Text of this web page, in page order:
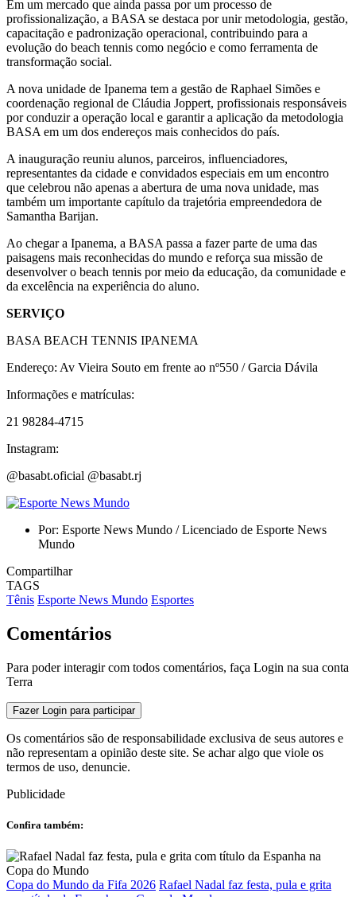
Em um mercado que ainda passa por um processo de
profissionalização, a BASA se destaca por unir metodologia, gestão,
capacitação e padronização operacional, contribuindo para a
evolução do beach tennis como negócio e como ferramenta de
transformação social.
A nova unidade de Ipanema tem a gestão de Raphael Simões e
coordenação regional de Cláudia Joppert, profissionais responsáveis
por conduzir a operação local e garantir a aplicação da metodologia
BASA em um dos endereços mais conhecidos do país.
A inauguração reuniu alunos, parceiros, influenciadores,
representantes da cidade e convidados especiais em um encontro
que celebrou não apenas a abertura de uma nova unidade, mas
também um importante capítulo da trajetória empreendedora de
Samantha Barijan.
Ao chegar a Ipanema, a BASA passa a fazer parte de uma das
paisagens mais reconhecidas do mundo e reforça sua missão de
desenvolver o beach tennis por meio da educação, da comunidade e
da excelência na experiência do aluno.
SERVIÇO
BASA BEACH TENNIS IPANEMA
Endereço: Av Vieira Souto em frente ao nº550 / Garcia Dávila
Informações e matrículas:
21 98284-4715
Instagram:
@basabt.oficial @basabt.rj
Por: Esporte News Mundo / Licenciado de Esporte News
Mundo
Compartilhar
TAGS
Tênis Esporte News Mundo Esportes
Comentários
Para poder interagir com todos comentários, faça Login na sua conta
Terra
Fazer Login para participar
Os comentários são de responsabilidade exclusiva de seus autores e
não representam a opinião deste site. Se achar algo que viole os
termos de uso, denuncie.
Publicidade
Confira também:
Copa do Mundo da Fifa 2026 Rafael Nadal faz festa, pula e grita